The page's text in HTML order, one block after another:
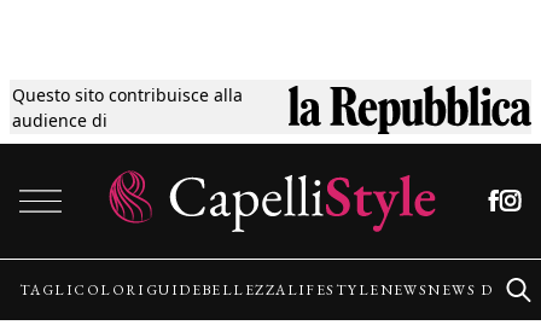
Questo sito contribuisce alla
audience di
Tagli
Colori
Guide
TAGLICOLORI GUIDEBELLEZZALIFESTYLENEWSNEWS